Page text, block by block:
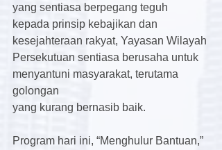
yang sentiasa berpegang teguh
kepada prinsip kebajikan dan
kesejahteraan rakyat, Yayasan Wilayah
Persekutuan sentiasa berusaha untuk
menyantuni masyarakat, terutama
golongan
yang kurang bernasib baik.
Program hari ini, “Menghulur Bantuan,”